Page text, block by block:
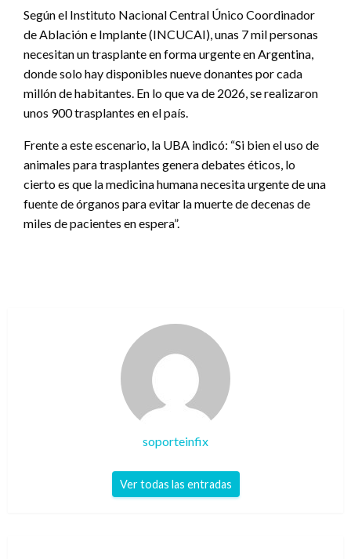
Según el Instituto Nacional Central Único Coordinador
de Ablación e Implante (INCUCAI), unas 7 mil personas
necesitan un trasplante en forma urgente en Argentina,
donde solo hay disponibles nueve donantes por cada
millón de habitantes. En lo que va de 2026, se realizaron
unos 900 trasplantes en el país.
Frente a este escenario, la UBA indicó: “Si bien el uso de
animales para trasplantes genera debates éticos, lo
cierto es que la medicina humana necesita urgente de una
fuente de órganos para evitar la muerte de decenas de
miles de pacientes en espera”.
soporteinfix
Ver todas las entradas